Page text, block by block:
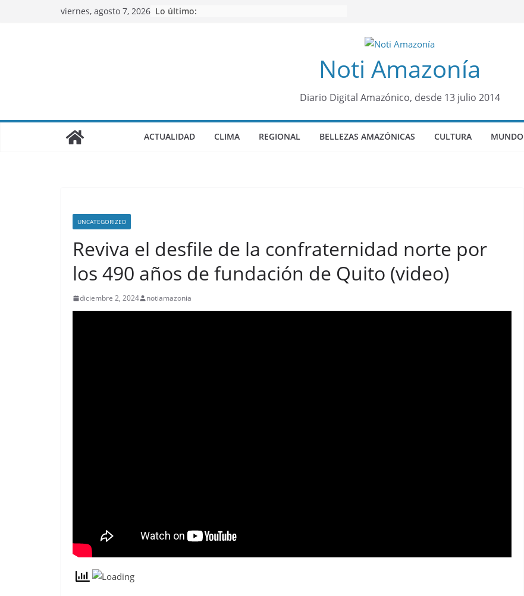
viernes, agosto 7, 2026 Lo último:
Noti Amazonía
Diario Digital Amazónico, desde 13 julio 2014
ACTUALIDAD CLIMA REGIONAL BELLEZAS AMAZÓNICAS CULTURA MUNDO
UNCATEGORIZED
Reviva el desfile de la confraternidad norte por
los 490 años de fundación de Quito (video)
diciembre 2, 2024 notiamazonia